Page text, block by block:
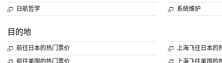
日航哲学
系统维护
目的地
前往日本的热门票价
前往美国的热门票价
上海飞往日本的
上海飞往美国的